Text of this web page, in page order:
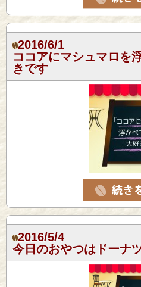
2016/6/1
ココアにマシュマロを
きです
2016/5/4
今日のおやつはドーナ